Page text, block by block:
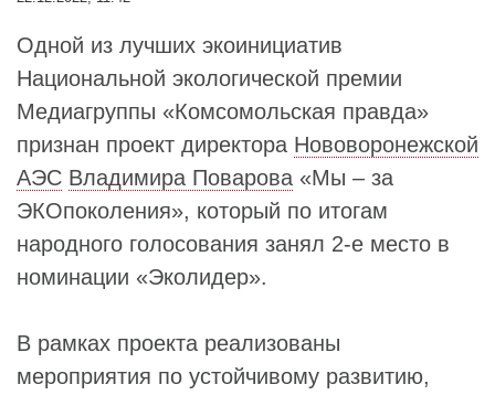
Одной из лучших экоинициатив
Национальной экологической премии
Медиагруппы «Комсомольская правда»
признан проект директора Нововоронежской
АЭС Владимира Поварова «Мы – за
ЭКОпоколения», который по итогам
народного голосования занял 2-е место в
номинации «Эколидер».
В рамках проекта реализованы
мероприятия по устойчивому развитию,